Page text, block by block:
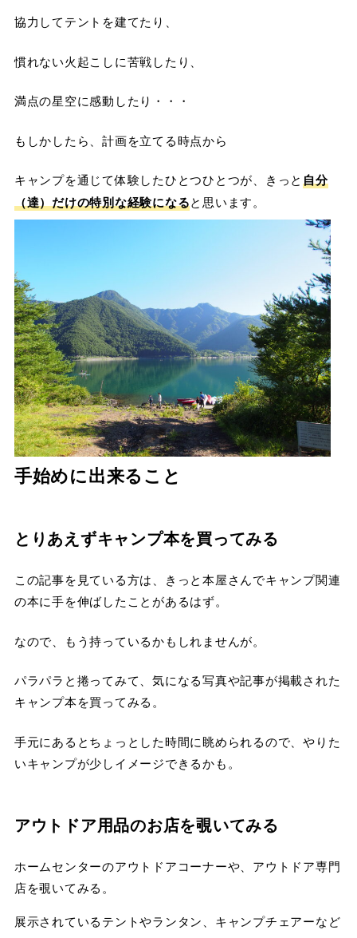
協力してテントを建てたり、
慣れない火起こしに苦戦したり、
満点の星空に感動したり・・・
もしかしたら、計画を立てる時点から
キャンプを通じて体験したひとつひとつが、きっと自分
（達）だけの特別な経験になると思います。
手始めに出来ること
とりあえずキャンプ本を買ってみる
この記事を見ている方は、きっと本屋さんでキャンプ関連
の本に手を伸ばしたことがあるはず。
なので、もう持っているかもしれませんが。
パラパラと捲ってみて、気になる写真や記事が掲載された
キャンプ本を買ってみる。
手元にあるとちょっとした時間に眺められるので、やりた
いキャンプが少しイメージできるかも。
アウトドア用品のお店を覗いてみる
ホームセンターのアウトドアコーナーや、アウトドア専門
店を覗いてみる。
展示されているテントやランタン、キャンプチェアーなど